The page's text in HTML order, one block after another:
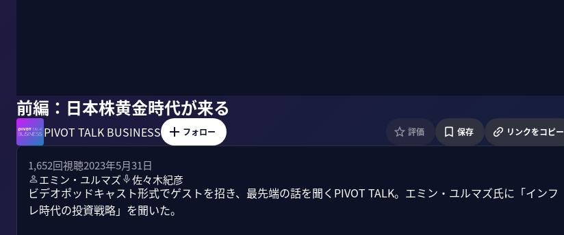
前編：日本株黄金時代が来る
PIVOT TALK BUSINESS フォロー 評価 保存 リンクをコピー
1,652回視聴2023年5月31日
エミン・ユルマズ
佐々木紀彦
ビデオポッドキャスト形式でゲストを招き、最先端の話を聞くPIVOT TALK。エミン・ユルマズ氏に「インフ
レ時代の投資戦略」を聞いた。